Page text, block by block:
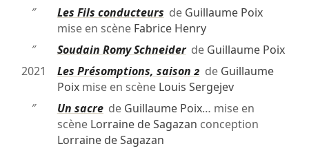
″
Les Fils conducteurs de Guillaume Poix
mise en scène Fabrice Henry
″
Soudain Romy Schneiderde Guillaume Poix
2021
Les Présomptions, saison 2 de Guillaume
Poixmise en scène Louis Sergejev
″
Un sacrede Guillaume Poix… mise en
scène Lorraine de Sagazan conception
Lorraine de Sagazan